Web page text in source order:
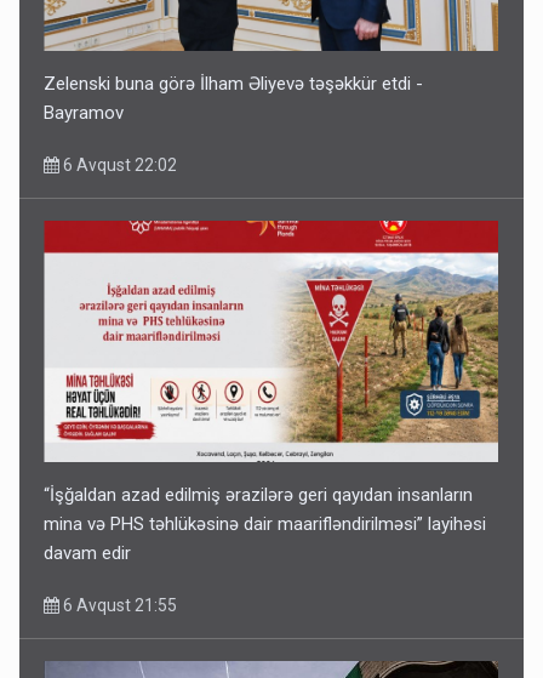
Zelenski buna görə İlham Əliyevə təşəkkür etdi -
Bayramov
6 Avqust 22:02
“İşğaldan azad edilmiş ərazilərə geri qayıdan insanların
mina və PHS təhlükəsinə dair maarifləndirilməsi” layihəsi
davam edir
6 Avqust 21:55